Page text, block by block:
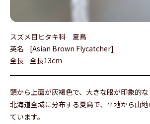
スズメ目ヒタキ科 夏鳥
英名
[Asian Brown Flycatcher]
全長
全長13cm
頭から上面が灰褐色で、大きな眼が印象的な
北海道全域に分布する夏鳥で、平地から山
ています。